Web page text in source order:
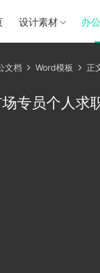
设计素材 办
文档 Word模板 正
专员个人求